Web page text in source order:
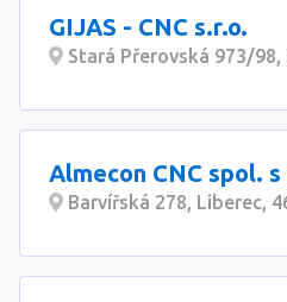
GIJAS - CNC s.r.o.
Stará Přerovská 973/98,
Almecon CNC spol. s
Barvířská 278, Liberec,